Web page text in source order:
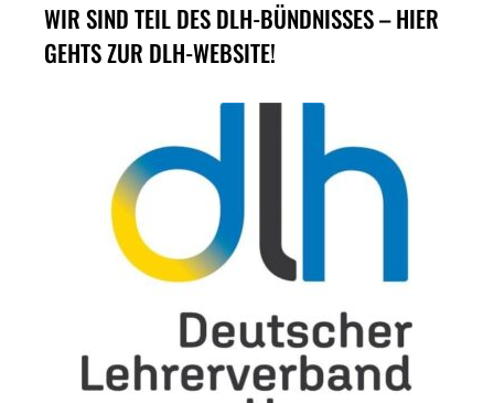
WIR SIND TEIL DES DLH-BÜNDNISSES – HIER
GEHTS ZUR DLH-WEBSITE!